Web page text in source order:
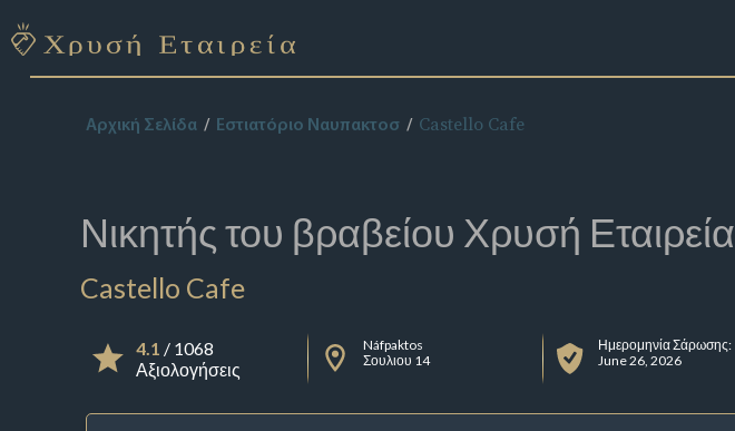
Αρχική Σελίδα Εστιατόριο Ναυπακτοσ Castello Cafe
Νικητής του βραβείου Χρυσή Εταιρεία
Castello Cafe
4.1 / 1068
Αξιολογήσεις
Náfpaktos
Σουλιου 14
Ημερομηνία Σάρωσης:
June 26, 2026